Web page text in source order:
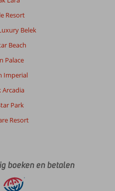
Resort
Belek
Beach
Palace
Imperial
Arcadia
Park
Resort
boeken en betalen